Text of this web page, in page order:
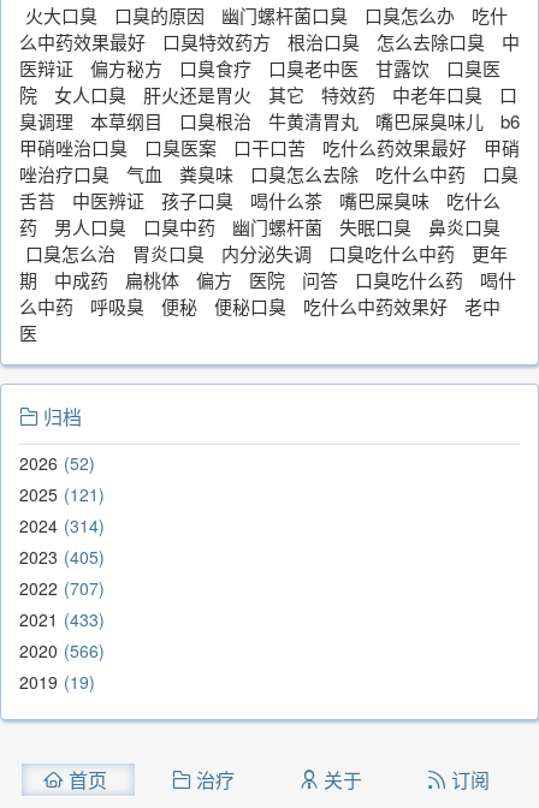
火大口臭 口臭的原因 幽门螺杆菌口臭 口臭怎么办
吃什
么中药效果最好
口臭特效药方 根治口臭 怎么去除口臭
中
医辩证
偏方秘方 口臭食疗 口臭老中医 甘露饮
口臭医
院
女人口臭 肝火还是胃火 其它 特效药 中老年口臭
口
臭调理
本草纲目 口臭根治 牛黄清胃丸 嘴巴屎臭味儿
b6
甲硝唑治口臭
口臭医案 口干口苦 吃什么药效果最好
甲硝
唑治疗口臭
气血 粪臭味 口臭怎么去除 吃什么中药
口臭
舌苔
中医辨证 孩子口臭 喝什么茶 嘴巴屎臭味
吃什么
药
男人口臭 口臭中药 幽门螺杆菌 失眠口臭
鼻炎口臭
口臭怎么治
胃炎口臭 内分泌失调 口臭吃什么中药
更年
期
中成药 扁桃体 偏方 医院 问答 口臭吃什么药
喝什
么中药
呼吸臭 便秘 便秘口臭 吃什么中药效果好
老中
医
归档
2026 52
2025 121
2024 314
2023 405
2022 707
2021
433
2020 566
2019 19
首页 治疗 关于 订阅